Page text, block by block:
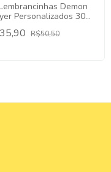
Demon
Personalizados 30
Acrílico
R$50,50